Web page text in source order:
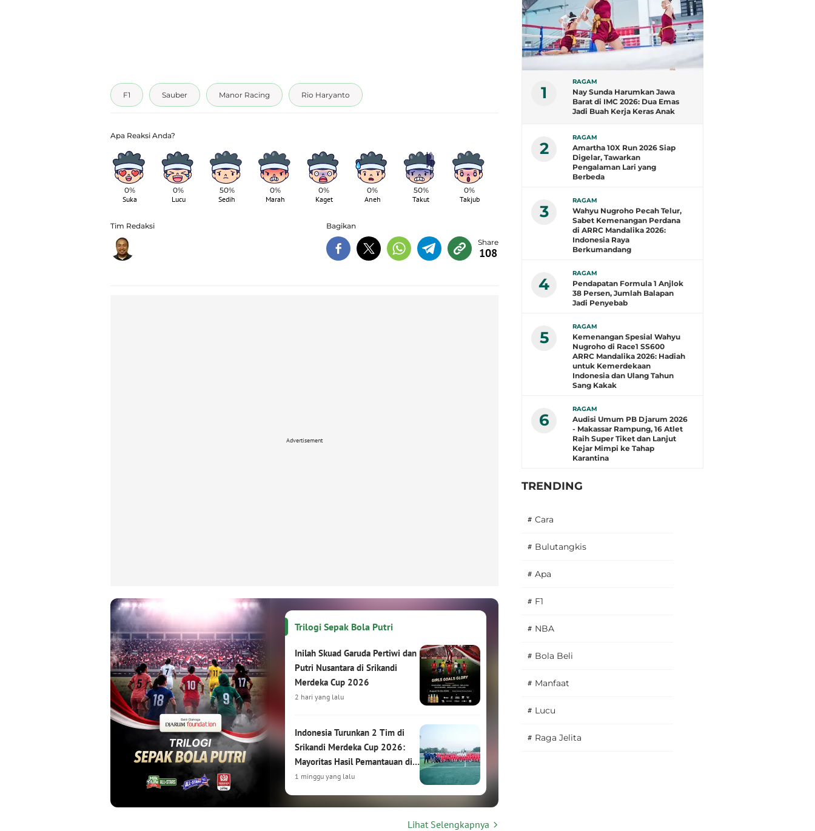
F1 Sauber Manor Racing Rio Haryanto
0%
Suka
0%
Lucu
50%
Sedih
0%
Marah
0%
Kaget
0%
Aneh
50%
Takut
0%
Takjub
Tim Redaksi Bagikan
108
Advertisement
Trilogi Sepak Bola Putri
Inilah Skuad Garuda Pertiwi dan
Putri Nusantara di Srikandi
Merdeka Cup 2026
2 hari yang lalu
Indonesia Turunkan 2 Tim di
Srikandi Merdeka Cup 2026:
Mayoritas Hasil Pemantauan di
HYDROPLUS Soccer League
1 minggu yang lalu
Lihat Selengkapnya
1
RAGAM
Nay Sunda Harumkan Jawa
Barat di IMC 2026: Dua Emas
Jadi Buah Kerja Keras Anak
2
RAGAM
Amartha 10X Run 2026 Siap
Digelar, Tawarkan
Pengalaman Lari yang
Berbeda
3
RAGAM
Wahyu Nugroho Pecah Telur,
Sabet Kemenangan Perdana
di ARRC Mandalika 2026:
Indonesia Raya
Berkumandang
4
RAGAM
Pendapatan Formula 1 Anjlok
38 Persen, Jumlah Balapan
Jadi Penyebab
5
RAGAM
Kemenangan Spesial Wahyu
Nugroho di Race1 SS600
ARRC Mandalika 2026: Hadiah
untuk Kemerdekaan
Indonesia dan Ulang Tahun
Sang Kakak
6
RAGAM
Audisi Umum PB Djarum 2026
- Makassar Rampung, 16 Atlet
Raih Super Tiket dan Lanjut
Kejar Mimpi ke Tahap
Karantina
TRENDING
# Cara
# Bulutangkis
# Apa
# F1
# NBA
# Bola Beli
# Manfaat
# Lucu
# Raga Jelita